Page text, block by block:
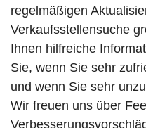
regelmäßigen
Verkaufsstellensuche
Ihnen hilfreiche
Sie, wenn Sie sehr
und wenn Sie sehr
Wir freuen uns über